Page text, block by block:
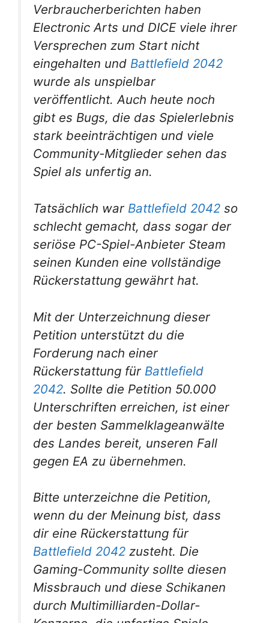
Verbraucherberichten haben
Electronic Arts und DICE viele ihrer
Versprechen zum Start nicht
eingehalten und Battlefield 2042
wurde als unspielbar
veröffentlicht. Auch heute noch
gibt es Bugs, die das Spielerlebnis
stark beeinträchtigen und viele
Community-Mitglieder sehen das
Spiel als unfertig an.
Tatsächlich war Battlefield 2042 so
schlecht gemacht, dass sogar der
seriöse PC-Spiel-Anbieter Steam
seinen Kunden eine vollständige
Rückerstattung gewährt hat.
Mit der Unterzeichnung dieser
Petition unterstützt du die
Forderung nach einer
Rückerstattung für Battlefield
2042. Sollte die Petition 50.000
Unterschriften erreichen, ist einer
der besten Sammelklageanwälte
des Landes bereit, unseren Fall
gegen EA zu übernehmen.
Bitte unterzeichne die Petition,
wenn du der Meinung bist, dass
dir eine Rückerstattung für
Battlefield 2042 zusteht. Die
Gaming-Community sollte diesen
Missbrauch und diese Schikanen
durch Multimilliarden-Dollar-